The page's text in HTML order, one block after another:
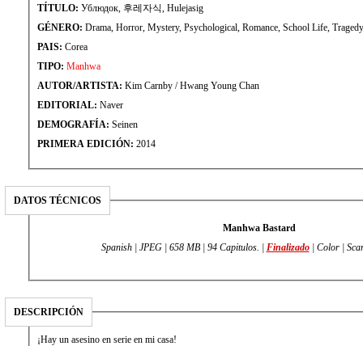
TÍTULO: Ублюдок, 후레자식, Hulejasig
GÉNERO: Drama, Horror, Mystery, Psychological, Romance, School Life, Tragedy
PAIS: Corea
TIPO: Manhwa
AUTOR/ARTISTA: Kim Carnby / Hwang Young Chan
EDITORIAL: Naver
DEMOGRAFÍA: Seinen
PRIMERA EDICIÓN: 2014
DATOS TÉCNICOS
Manhwa Bastard
Spanish | JPEG | 658 MB | 94 Capitulos. | Finalizado| Color |
DESCRIPCIÓN
¡Hay un asesino en serie en mi casa!